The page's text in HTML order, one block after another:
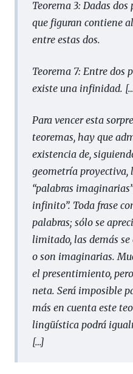
Teorema 3: Dadas
que figuran contiene
entre estas dos.
Teorema 7: Entre dos
existe una infinidad.
Para vencer esta
teoremas, hay que
existencia de,
geometría proyectiva,
“palabras
infinito”. Toda frase
palabras; sólo se
limitado, las demás
o son imaginarias.
el presentimiento,
neta. Será imposible
más en cuenta este
lingüística podrá
[…]